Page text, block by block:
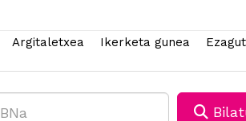
Argitaletxea Ikerketa gunea